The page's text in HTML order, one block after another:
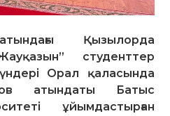
Қызылорда
студенттер
Орал қаласында
атындаты Батыс
ұйымдастырған